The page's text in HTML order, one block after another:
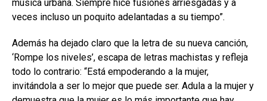
música urbana. Siempre hice fusiones arriesgadas y a
veces incluso un poquito adelantadas a su tiempo”.
Además ha dejado claro que la letra de su nueva canción,
‘Rompe los niveles’, escapa de letras machistas y refleja
todo lo contrario: “Está empoderando a la mujer,
invitándola a ser lo mejor que puede ser. Adula a la mujer y